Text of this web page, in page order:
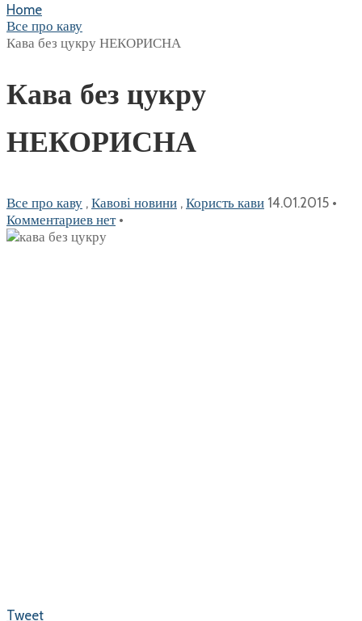
Home
Все про каву
Кава без цукру НЕКОРИСНА
Кава без цукру
НЕКОРИСНА
Все про каву , Кавові новини , Користь кави 14.01.2015 •
Комментариев нет•
Tweet